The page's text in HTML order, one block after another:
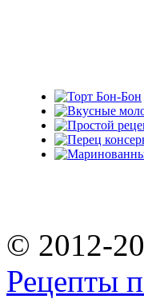
© 2012-
Рецепты